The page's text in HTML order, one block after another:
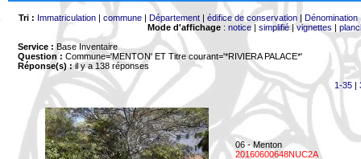
Tri : Immatriculation| commune| Département| édifice de conservation| Dénomination
Mode d'affichage: notice| simplifié|vignettes |
Service : Base Inventaire
Question : Commune='MENTON' ET Titre courant='*RIVIERA PALACE*'
Réponse(s) :il y a 138 réponses
1-35|
06 - Menton
20160600648NUC2A